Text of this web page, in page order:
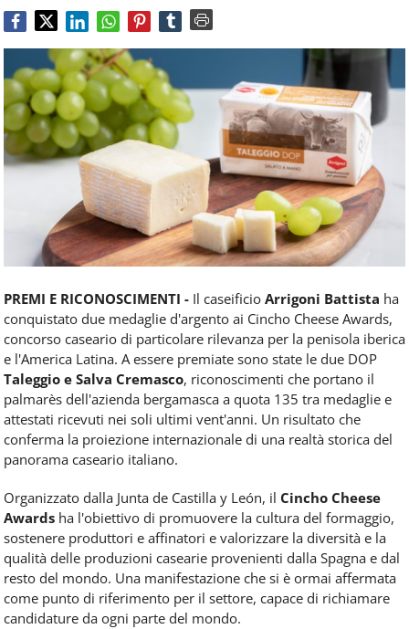
Service
e
tutte
le
novità
del
comparto
PREMI E RICONOSCIMENTI - Il caseificio Arrigoni Battista ha
conquistato due medaglie d'argento ai Cincho Cheese Awards,
concorso caseario di particolare rilevanza per la penisola iberica
e l'America Latina. A essere premiate sono state le due DOP
Taleggio e Salva Cremasco, riconoscimenti che portano il
palmarès dell'azienda bergamasca a quota 135 tra medaglie e
attestati ricevuti nei soli ultimi vent'anni. Un risultato che
conferma la proiezione internazionale di una realtà storica del
panorama caseario italiano.
Organizzato dalla Junta de Castilla y León, il Cincho Cheese
Awards ha l'obiettivo di promuovere la cultura del formaggio,
sostenere produttori e affinatori e valorizzare la diversità e la
qualità delle produzioni casearie provenienti dalla Spagna e dal
resto del mondo. Una manifestazione che si è ormai affermata
come punto di riferimento per il settore, capace di richiamare
candidature da ogni parte del mondo.